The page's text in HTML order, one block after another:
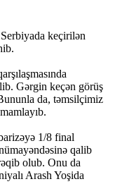
keçirilən
Gərgin keçən görüş
da, təmsilçimiz
1/8 final
qalib
olub. Onu da
Arash Yoşida